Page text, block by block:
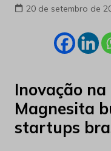
20 de setembro de
Inovação
Magnesita
startups